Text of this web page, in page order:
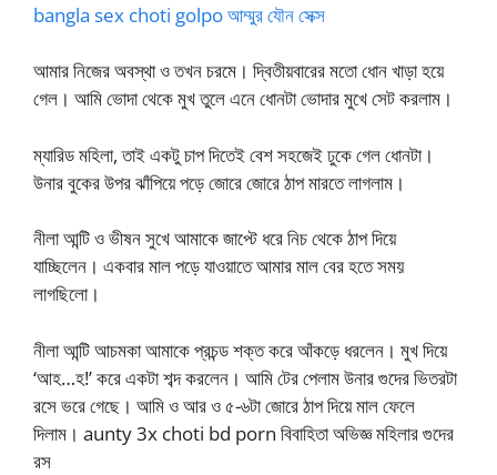
bangla sex choti golpo আম্মুর যৌন সেক্স
আমার নিজের অবস্থা ও তখন চরমে। দ্বিতীয়বারের মতো ধোন খাড়া হয়ে
গেল। আমি ভোদা থেকে মুখ তুলে এনে ধোনটা ভোদার মুখে সেট করলাম।
ম্যারিড মহিলা, তাই একটু চাপ দিতেই বেশ সহজেই ঢুকে গেল ধোনটা।
উনার বুকের উপর ঝাঁপিয়ে পড়ে জোরে জোরে ঠাপ মারতে লাগলাম।
নীলা আন্টি ও ভীষন সুখে আমাকে জাপ্টে ধরে নিচ থেকে ঠাপ দিয়ে
যাচ্ছিলেন। একবার মাল পড়ে যাওয়াতে আমার মাল বের হতে সময়
লাগছিলো।
নীলা আন্টি আচমকা আমাকে প্রচন্ড শক্ত করে আঁকড়ে ধরলেন। মুখ দিয়ে
‘আহ…হ!’ করে একটা শব্দ করলেন। আমি টের পেলাম উনার গুদের ভিতরটা
রসে ভরে গেছে। আমি ও আর ও ৫-৬টা জোরে ঠাপ দিয়ে মাল ফেলে
দিলাম। aunty 3x choti bd porn বিবাহিতা অভিজ্ঞ মহিলার গুদের
রস